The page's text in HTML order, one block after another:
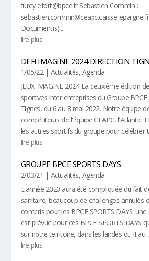
furcy.lefort@bpce.fr Sebastien Commin :
sebastien.commin@ceapc.caisse-
Document(s)...
lire plus
DEFI IMAGINE 2024 DIRECTION
1/05/22| Actualités, Agenda
JEUX IMAGINE 2024 La deuxième édition
sportives inter entreprises du Groupe
Tignes, du 6 au 8 mai 2022. Notre équipe
compétiteurs de l'équipe CEAPC, l'Atlantic
les autres sportifs du groupe pour célébrer
lire plus
GROUPE BPCE SPORTS DAYS
2/03/21 | Actualités, Agenda
L'année 2020 aura été compliquée du fait
sanitaire, beaucoup de challenges annulés
compris pour les BPCE SPORTS DAYS.
est prévue pour ces BPCE SPORTS DAYS
sur notre territoire, dans les landes du 4 au
lire plus